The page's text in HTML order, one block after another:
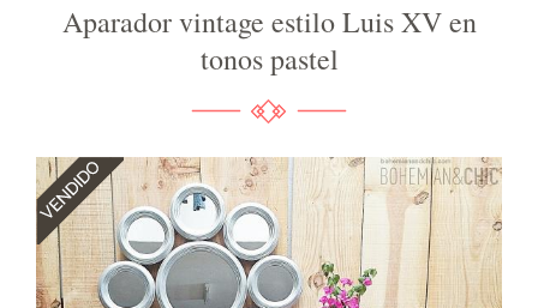
Aparador vintage estilo Luis XV en
tonos pastel